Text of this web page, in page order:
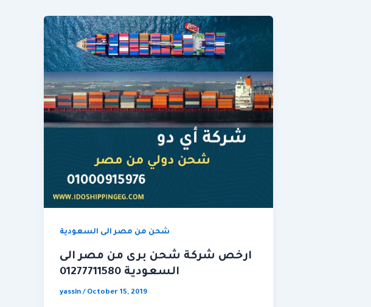
شحن من مصر الى السعودية
ارخص شركة شحن برى من مصر الى
السعودية 01277711580
yassin/ October 15, 2019